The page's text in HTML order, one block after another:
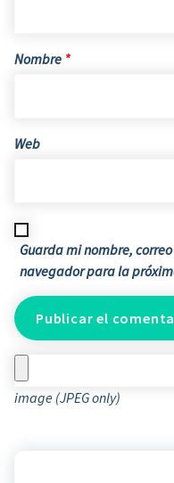
Nombre *
Web
Guarda mi nombre,
navegador para la
image (JPEG only)